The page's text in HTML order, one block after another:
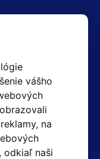
vášho
na
odkiaľ naši
204